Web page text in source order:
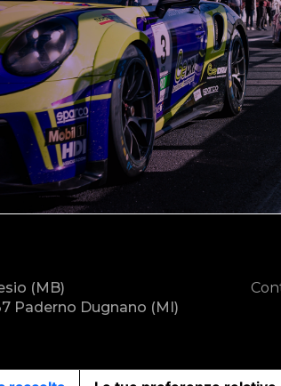
(MB)
Paderno Dugnano (MI)